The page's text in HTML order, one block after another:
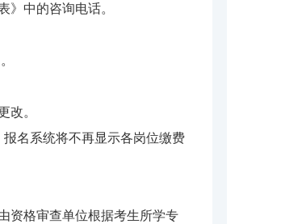
中的咨询电话。
改。
名系统将不再显示各岗位缴费
资格审查单位根据考生所学专